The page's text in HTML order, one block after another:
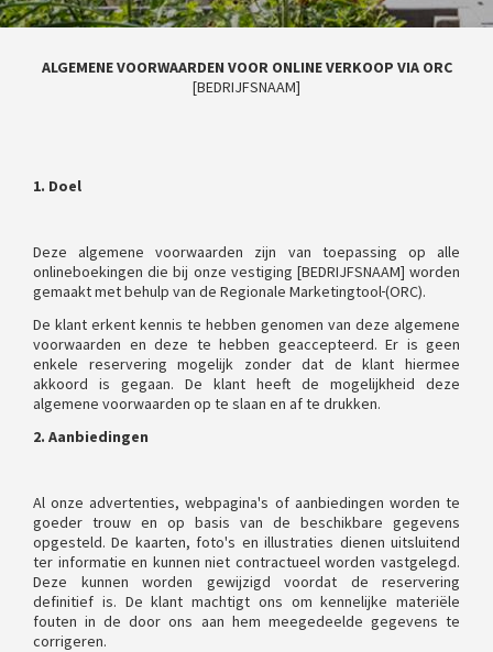
ALGEMENE VOORWAARDEN VOOR ONLINE VERKOOP VIA ORC
[BEDRIJFSNAAM]
1. Doel
Deze algemene voorwaarden zijn van toepassing op alle
onlineboekingen die bij onze vestiging [BEDRIJFSNAAM] worden
gemaakt met behulp van de Regionale Marketingtool(ORC).
De klant erkent kennis te hebben genomen van deze algemene
voorwaarden en deze te hebben geaccepteerd. Er is geen
enkele reservering mogelijk zonder dat de klant hiermee
akkoord is gegaan. De klant heeft de mogelijkheid deze
algemene voorwaarden op te slaan en af te drukken.
2. Aanbiedingen
Al onze advertenties, webpagina's of aanbiedingen worden te
goeder trouw en op basis van de beschikbare gegevens
opgesteld. De kaarten, foto's en illustraties dienen uitsluitend
ter informatie en kunnen niet contractueel worden vastgelegd.
Deze kunnen worden gewijzigd voordat de reservering
definitief is. De klant machtigt ons om kennelijke materiële
fouten in de door ons aan hem meegedeelde gegevens te
corrigeren.